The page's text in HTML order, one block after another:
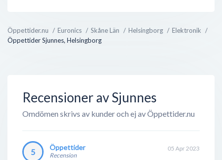
Öppettider.nu Euronics Skåne Län Helsingborg
Elektronik
Öppettider Sjunnes, Helsingborg
Recensioner av Sjunnes
Omdömen skrivs av kunder och ej av Öppettider.nu
5 Öppettider
Recension
05 Apr 2023